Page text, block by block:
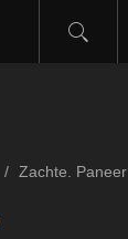
/ Zachte. Paneer